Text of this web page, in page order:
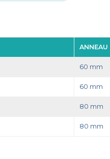
ANNEAU
60 mm
60 mm
80 mm
80 mm